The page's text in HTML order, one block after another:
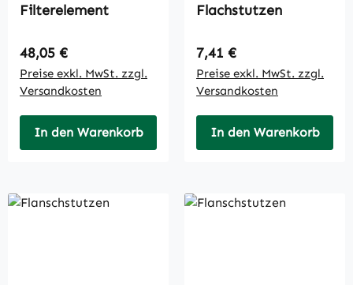
Filterelement
Regulärer Preis:
48,05 €
Preise exkl. MwSt. zzgl.
Versandkosten
In den Warenkorb
Flachstutzen
Regulärer Preis:
7,41 €
Preise exkl. MwSt. zzgl.
Versandkosten
In den Warenkorb